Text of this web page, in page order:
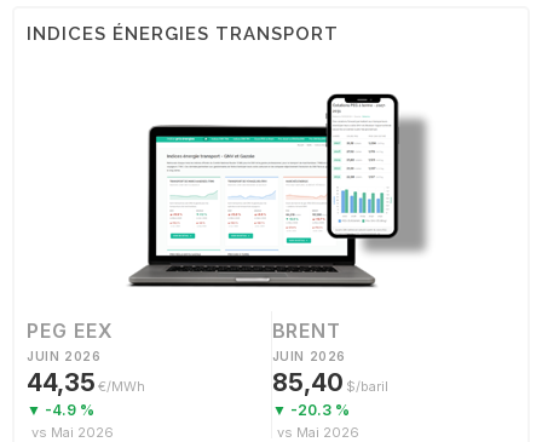
INDICES ÉNERGIES TRANSPORT
PEG EEX
JUIN 2026
44,35 €/MWh
▼ -4.9 %
vs Mai 2026
BRENT
JUIN 2026
85,40 $/baril
▼ -20.3 %
vs Mai 2026